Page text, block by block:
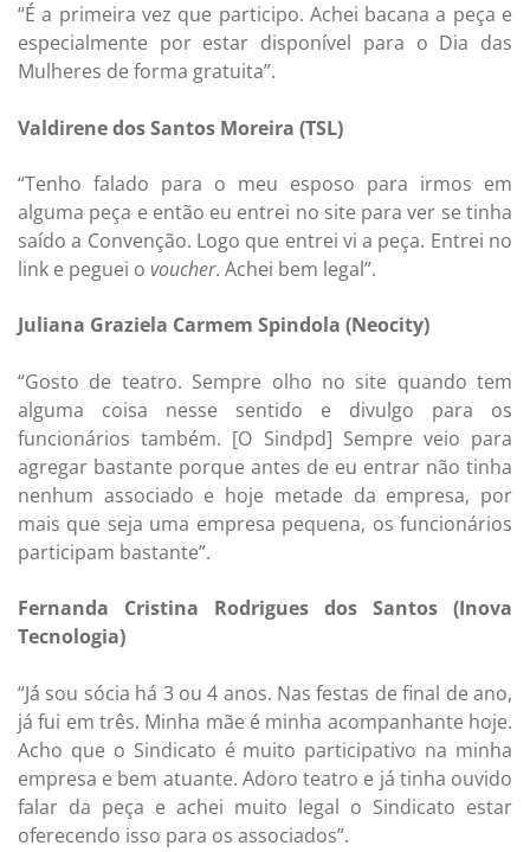
“É a primeira vez que participo. Achei bacana a peça e
especialmente por estar disponível para o Dia das
Mulheres de forma gratuita”.
Valdirene dos Santos Moreira (TSL)
“Tenho falado para o meu esposo para irmos em
alguma peça e então eu entrei no site para ver se tinha
saído a Convenção. Logo que entrei vi a peça. Entrei no
link e peguei o voucher. Achei bem legal”.
Juliana Graziela Carmem Spindola (Neocity)
“Gosto de teatro. Sempre olho no site quando tem
alguma coisa nesse sentido e divulgo para os
funcionários também. [O Sindpd] Sempre veio para
agregar bastante porque antes de eu entrar não tinha
nenhum associado e hoje metade da empresa, por
mais que seja uma empresa pequena, os funcionários
participam bastante”.
Fernanda Cristina Rodrigues dos Santos (Inova
Tecnologia)
“Já sou sócia há 3 ou 4 anos. Nas festas de final de ano,
já fui em três. Minha mãe é minha acompanhante hoje.
Acho que o Sindicato é muito participativo na minha
empresa e bem atuante. Adoro teatro e já tinha ouvido
falar da peça e achei muito legal o Sindicato estar
oferecendo isso para os associados”.